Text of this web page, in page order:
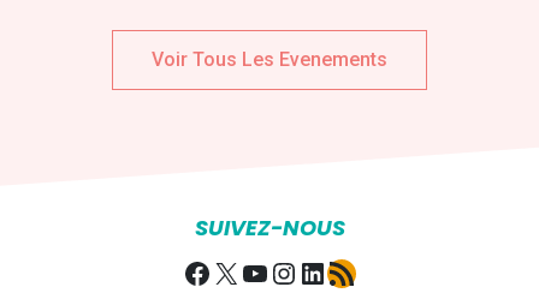
Voir Tous Les Evenements
SUIVEZ-NOUS
Facebook
X YouTube
Instagram
LinkedIn
Flux RSS